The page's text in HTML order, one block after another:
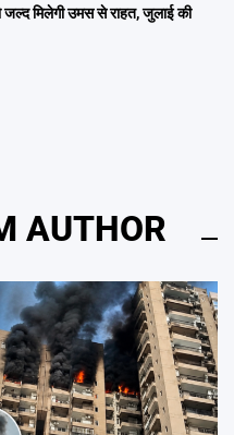
मिलेगी उमस से राहत, जुलाई की
AUTHOR